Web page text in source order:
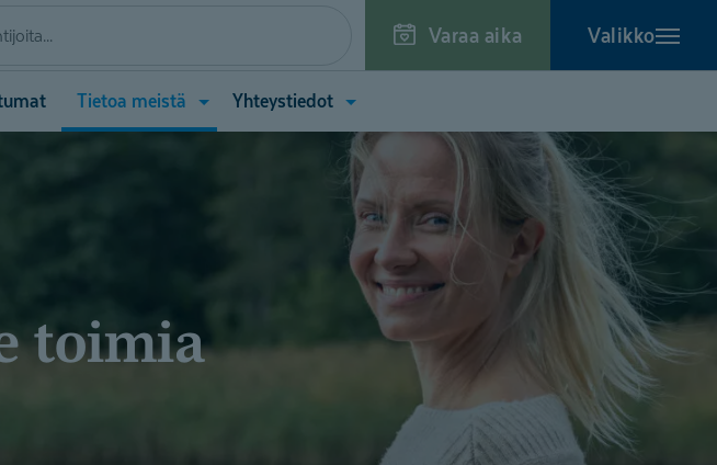
Varaa aika Valikko
Tietoa meistä Avaa
valikko
Yhteystiedot Avaa
(Yhteystiedot)
toimia